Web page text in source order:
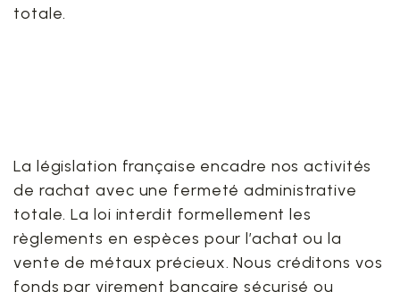
totale.
La législation française encadre nos activités
de rachat avec une fermeté administrative
totale. La loi interdit formellement les
règlements en espèces pour l’achat ou la
vente de métaux précieux. Nous créditons vos
fonds par virement bancaire sécurisé ou